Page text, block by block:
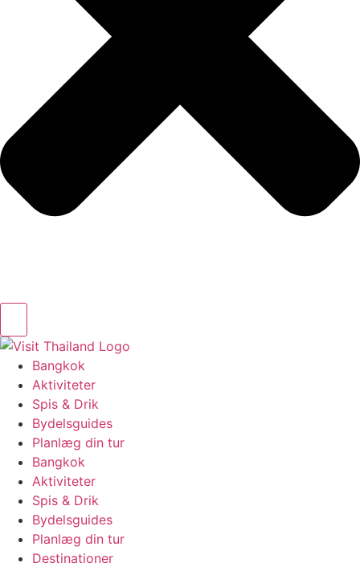
Bangkok
Aktiviteter
Spis & Drik
Bydelsguides
Planlæg din tur
Bangkok
Aktiviteter
Spis & Drik
Bydelsguides
Planlæg din tur
Destinationer